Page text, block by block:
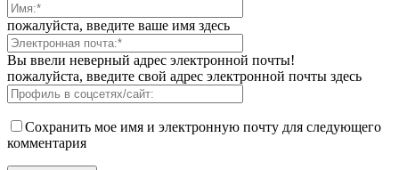
пожалуйста, введите ваше имя здесь
Вы ввели неверный адрес электронной почты!
пожалуйста, введите свой адрес электронной почты здесь
Сохранить мое имя и электронную почту для следующего
комментария